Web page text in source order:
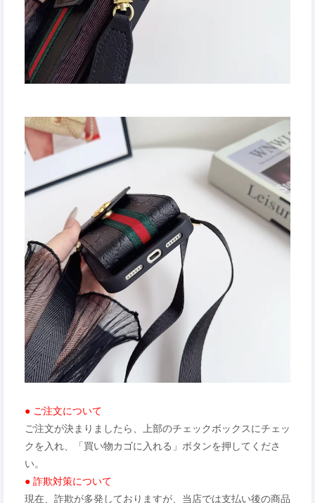
● ご注文について
ご注文が決まりましたら、上部のチェックボックスにチェッ
クを入れ、「買い物カゴに入れる」ボタンを押してくださ
い。
● 詐欺対策について
現在、詐欺が多発しておりますが、当店では支払い後の商品